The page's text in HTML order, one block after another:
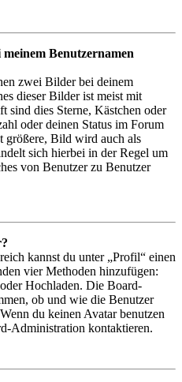
Benutzernamen
zwei Bilder bei deinem
dieser Bilder ist meist mit
sind dies Sterne, Kästchen oder
oder deinen Status im Forum
größere, Bild wird auch als
sich hierbei in der Regel um
von Benutzer zu Benutzer
kannst du unter „Profil“ einen
vier Methoden hinzufügen:
Hochladen. Die Board-
ob und wie die Benutzer
du keinen Avatar benutzen
Administration kontaktieren.